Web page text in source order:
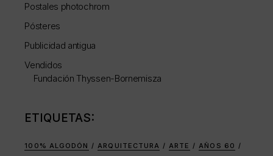
Postales photochrom
Pósteres
Publicidad antigua
Vendidos
Fundación Thyssen-Bornemisza
ETIQUETAS:
100% ALGODÓN ARQUITECTURA ARTE
AÑOS 60